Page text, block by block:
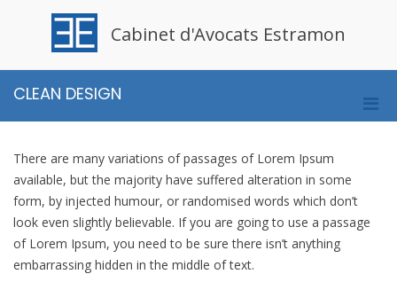
Cabinet d'Avocats Estramon
CLEAN DESIGN
There are many variations of passages of Lorem Ipsum
available, but the majority have suffered alteration in some
form, by injected humour, or randomised words which don’t
look even slightly believable. If you are going to use a passage
of Lorem Ipsum, you need to be sure there isn’t anything
embarrassing hidden in the middle of text.